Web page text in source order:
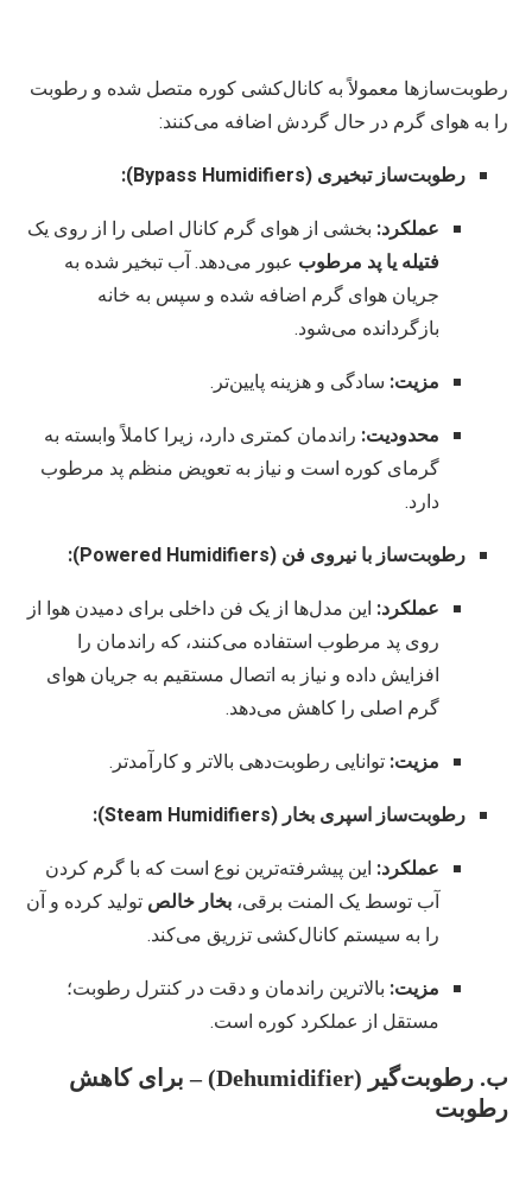
رطوبت‌سازها معمولاً به کانال‌کشی کوره متصل شده و رطوبت
را به هوای گرم در حال گردش اضافه می‌کنند:
رطوبت‌ساز تبخیری (Bypass Humidifiers):
عملکرد: بخشی از هوای گرم کانال اصلی را از روی یک
فتیله یا پد مرطوب عبور می‌دهد. آب تبخیر شده به
جریان هوای گرم اضافه شده و سپس به خانه
بازگردانده می‌شود.
مزیت: سادگی و هزینه پایین‌تر.
محدودیت: راندمان کمتری دارد، زیرا کاملاً وابسته به
گرمای کوره است و نیاز به تعویض منظم پد مرطوب
دارد.
رطوبت‌ساز با نیروی فن (Powered Humidifiers):
عملکرد: این مدل‌ها از یک فن داخلی برای دمیدن هوا از
روی پد مرطوب استفاده می‌کنند، که راندمان را
افزایش داده و نیاز به اتصال مستقیم به جریان هوای
گرم اصلی را کاهش می‌دهد.
مزیت: توانایی رطوبت‌دهی بالاتر و کارآمدتر.
رطوبت‌ساز اسپری بخار (Steam Humidifiers):
عملکرد: این پیشرفته‌ترین نوع است که با گرم کردن
آب توسط یک المنت برقی، بخار خالص تولید کرده و آن
را به سیستم کانال‌کشی تزریق می‌کند.
مزیت: بالاترین راندمان و دقت در کنترل رطوبت؛
مستقل از عملکرد کوره است.
ب. رطوبت‌گیر (Dehumidifier) – برای کاهش
رطوبت